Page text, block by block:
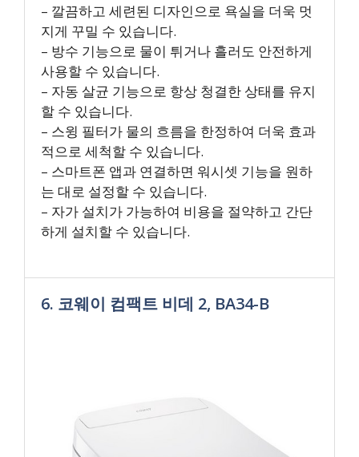
– 깔끔하고 세련된 디자인으로 욕실을 더욱 멋
지게 꾸밀 수 있습니다.
– 방수 기능으로 물이 튀거나 흘러도 안전하게
사용할 수 있습니다.
– 자동 살균 기능으로 항상 청결한 상태를 유지
할 수 있습니다.
– 스윙 필터가 물의 흐름을 한정하여 더욱 효과
적으로 세척할 수 있습니다.
– 스마트폰 앱과 연결하면 워시셋 기능을 원하
는 대로 설정할 수 있습니다.
– 자가 설치가 가능하여 비용을 절약하고 간단
하게 설치할 수 있습니다.
6. 코웨이 컴팩트 비데 2, BA34-B